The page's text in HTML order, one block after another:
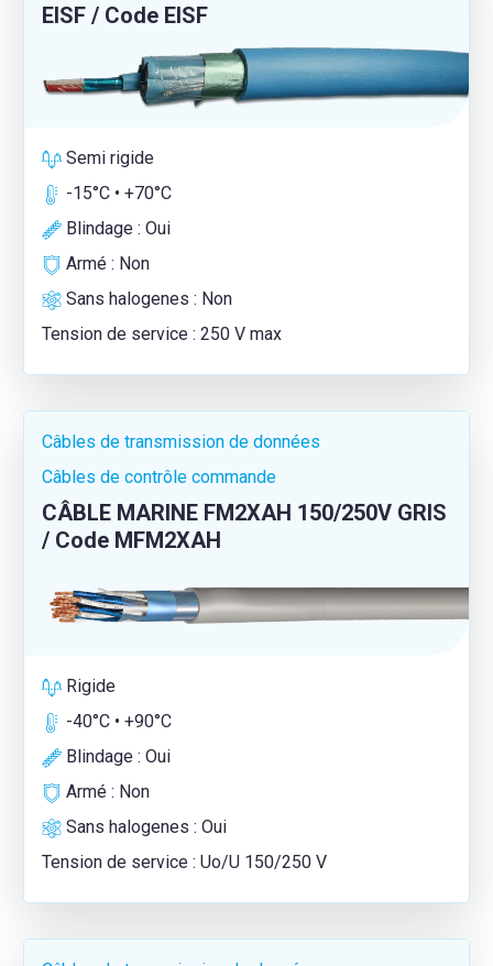
EISF / Code EISF
Semi rigide
-15°C • +70°C
Blindage : Oui
Armé : Non
Sans halogenes : Non
Tension de service : 250 V max
Câbles de transmission de données
Câbles de contrôle commande
CÂBLE MARINE FM2XAH 150/250V GRIS
/ Code MFM2XAH
Rigide
-40°C • +90°C
Blindage : Oui
Armé : Non
Sans halogenes : Oui
Tension de service : Uo/U 150/250 V